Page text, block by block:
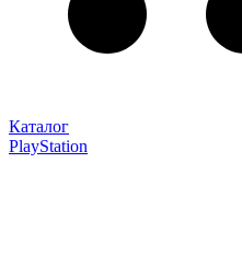
Каталог
PlayStation